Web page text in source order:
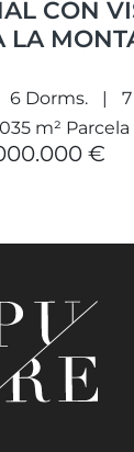
CON
LA
6 Dorms.
m² Parcela
€